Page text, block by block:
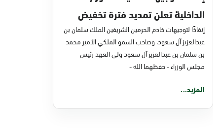
الداخلية تعلن تمديد فترة تخفيض
سداد غرامات المخالفات المرورية
المتراكمة على مرتكبيها
إنفاذًا لتوجيهات خادم الحرمين الشريفين الملك سلمان بن
عبدالعزيز آل سعود، وصاحب السمو الملكي الأمير محمد
بن سلمان بن عبدالعزيز آل سعود ولي العهد رئيس
مجلس الوزراء - حفظهما الله -
المزيد...